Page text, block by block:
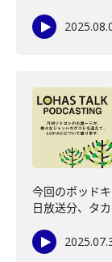
今回のポッド
日放送分、タ